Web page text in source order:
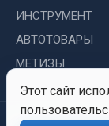
Выключатель
Весь раздел
Этот сайт
ИНСТРУМЕНТ
АВТОТОВАРЫ
МЕТИЗЫ
© 2026